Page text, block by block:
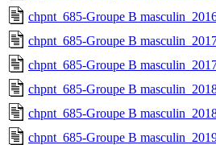
chpnt_685-Groupe B
chpnt_685-Groupe B
chpnt_685-Groupe B
chpnt_685-Groupe B
chpnt_685-Groupe B
chpnt_685-Groupe B